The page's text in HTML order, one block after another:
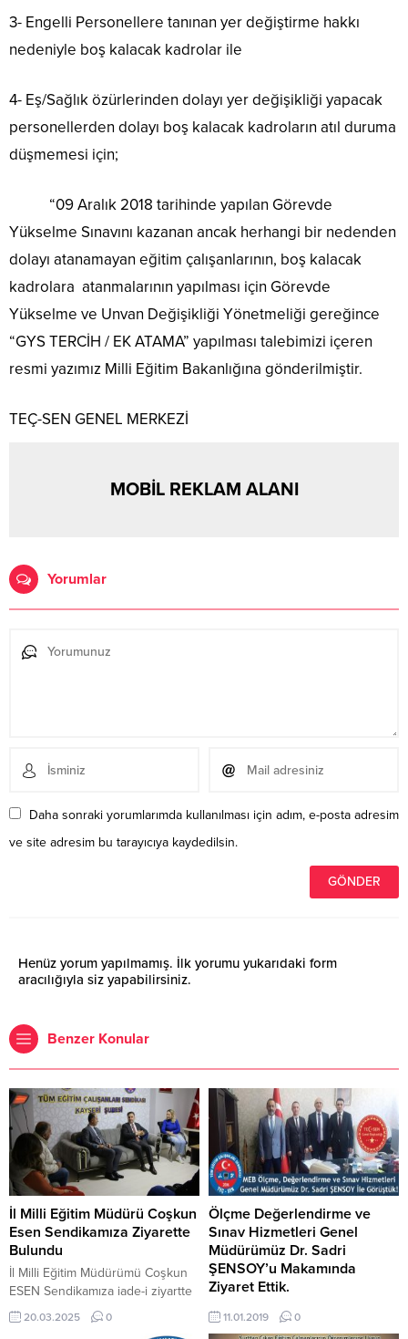
3- Engelli Personellere tanınan yer değiştirme hakkı
nedeniyle boş kalacak kadrolar ile
4- Eş/Sağlık özürlerinden dolayı yer değişikliği yapacak
personellerden dolayı boş kalacak kadroların atıl duruma
düşmemesi için;
“09 Aralık 2018 tarihinde yapılan Görevde
Yükselme Sınavını kazanan ancak herhangi bir nedenden
dolayı atanamayan eğitim çalışanlarının, boş kalacak
kadrolara atanmalarının yapılması için Görevde
Yükselme ve Unvan Değişikliği Yönetmeliği gereğince
“GYS TERCİH / EK ATAMA” yapılması talebimizi içeren
resmi yazımız Milli Eğitim Bakanlığına gönderilmiştir.
TEÇ-SEN GENEL MERKEZİ
MOBİL REKLAM ALANI
Yorumlar
Daha sonraki yorumlarımda kullanılması için adım, e-posta adresim
ve site adresim bu tarayıcıya kaydedilsin.
Henüz yorum yapılmamış. İlk yorumu yukarıdaki form
aracılığıyla siz yapabilirsiniz.
Benzer Konular
İl Milli Eğitim Müdürü Coşkun
Esen Sendikamıza Ziyarette
Bulundu
İl Milli Eğitim Müdürümü Coşkun
ESEN Sendikamıza iade-i ziyartte
bulundu. Ziyarette, TEÇ-SEN
Kayseri Şube Başkanı Ferhat
20.03.2025 0
Ölçme Değerlendirme ve
Sınav Hizmetleri Genel
Müdürümüz Dr. Sadri
ŞENSOY’u Makamında
Ziyaret Ettik.
Genel Başkanımız Ümit DEMİREL
Genel Sekreterimiz S. Burçin
11.01.2019 0